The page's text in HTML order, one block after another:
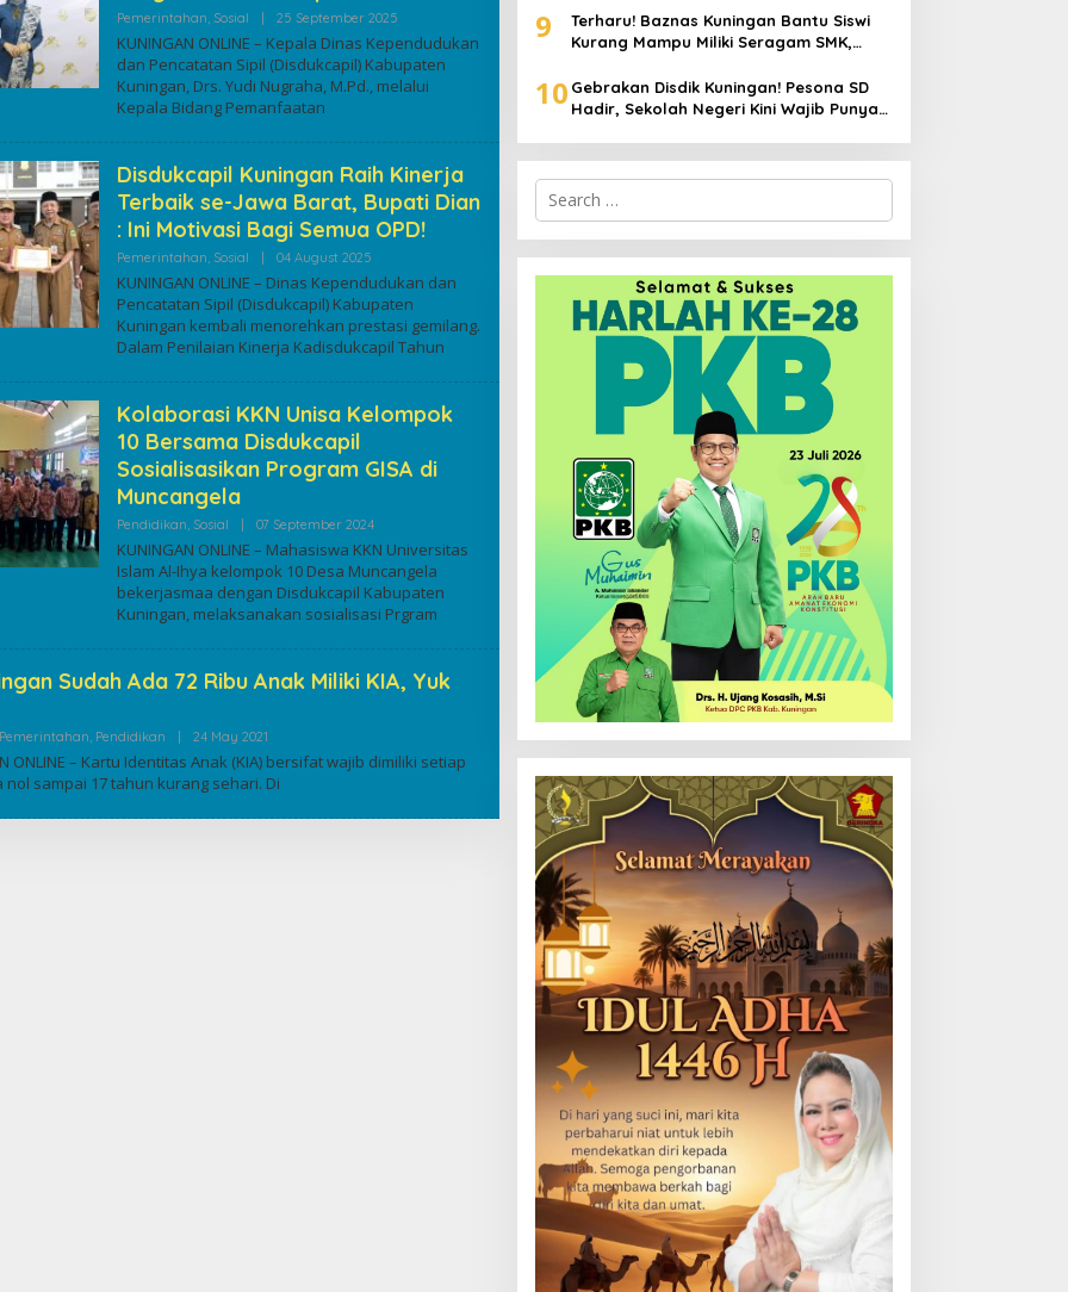
Pemerintahan Sosial | 25 September 2025By
KUNINGAN ONLINE – Kepala Dinas Kependudukan
dan Pencatatan Sipil (Disdukcapil) Kabupaten
Kuningan, Drs. Yudi Nugraha, M.Pd., melalui
Kepala Bidang Pemanfaatan
Disdukcapil Kuningan Raih Kinerja
Terbaik se-Jawa Barat, Bupati Dian
: Ini Motivasi Bagi Semua OPD!
Pemerintahan Sosial | 04 August 2025By
KUNINGAN ONLINE – Dinas Kependudukan dan
Pencatatan Sipil (Disdukcapil) Kabupaten
Kuningan kembali menorehkan prestasi gemilang.
Dalam Penilaian Kinerja Kadisdukcapil Tahun
Kolaborasi KKN Unisa Kelompok
10 Bersama Disdukcapil
Sosialisasikan Program GISA di
Muncangela
Pendidikan Sosial | 07 September 2024By
KUNINGAN ONLINE – Mahasiswa KKN Universitas
Islam Al-Ihya kelompok 10 Desa Muncangela
bekerjasmaa dengan Disdukcapil Kabupaten
Kuningan, melaksanakan sosialisasi Prgram
Sudah Ada 72 Ribu Anak Miliki KIA, Yuk
Pemerintahan Pendidikan | 24 May 2021By
ONLINE – Kartu Identitas Anak (KIA) bersifat wajib dimiliki setiap
nol sampai 17 tahun kurang sehari. Di
9
Terharu! Baznas Kuningan Bantu Siswi
Kurang Mampu Miliki Seragam SMK,
Padam
10 Gebrakan Disdik Kuningan! Pesona SD
Hadir, Sekolah Negeri Kini Wajib Punya
Search
for: